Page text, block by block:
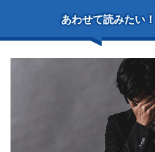
あわせて読みたい！